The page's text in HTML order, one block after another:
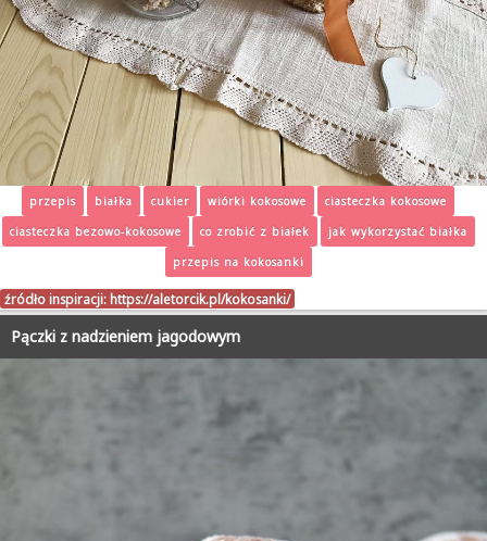
przepis białka cukier wiórki kokosowe
ciasteczka kokosowe
ciasteczka bezowo-kokosowe
co zrobić z białek
jak wykorzystać białka
przepis na kokosanki
źródło inspiracji: https://aletorcik.pl/kokosanki/
Pączki z nadzieniem jagodowym